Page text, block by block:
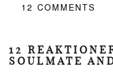
12 COMMENTS
12
SOULMATE